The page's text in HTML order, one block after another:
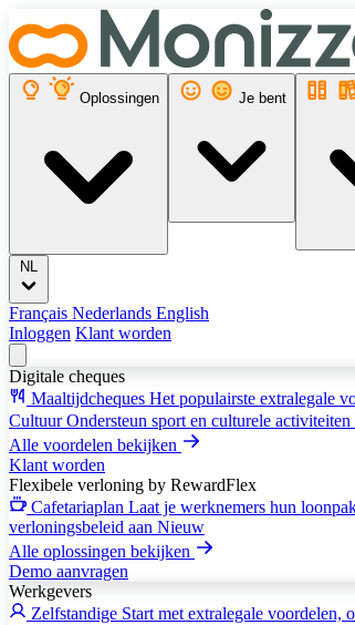
Oplossingen Je bent
Français Nederlands English
Inloggen Klant worden
Digitale cheques
Maaltijdcheques Het populairste extralegale
CultuurOndersteun sport en culturele
Alle voordelen bekijken
Klant worden
Flexibele verloning by RewardFlex
Cafetariaplan Laat je werknemers hun
verloningsbeleid aan Nieuw
Alle oplossingen bekijken
Demo aanvragen
Werkgevers
Zelfstandige Start met extralegale voordelen,